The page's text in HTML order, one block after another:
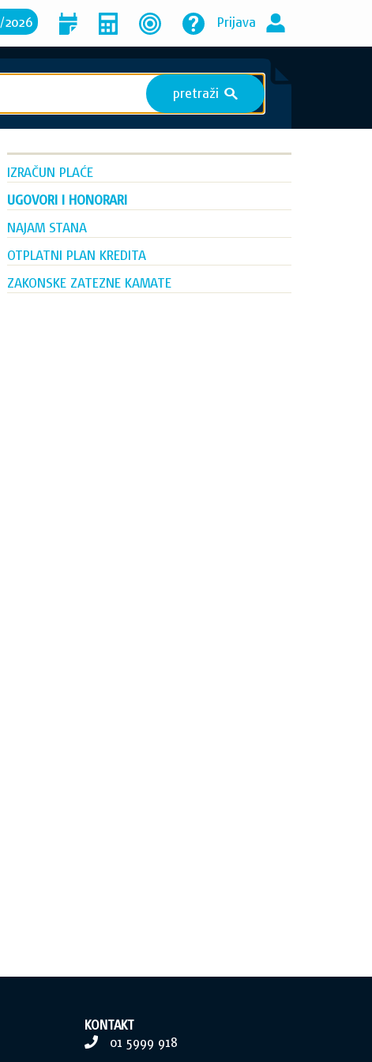
/2026 Prijava
pretraži S
IZRAČUN PLAĆE
UGOVORI I HONORARI
NAJAM STANA
OTPLATNI PLAN KREDITA
ZAKONSKE ZATEZNE KAMATE
KONTAKT
01 5999 918